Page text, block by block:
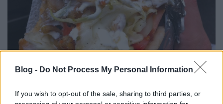
Blog - Do Not Process My Personal Information
If you wish to opt-out of the sale, sharing to third parties, or